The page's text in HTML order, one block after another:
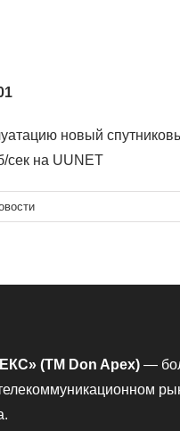
новый
сек на UUNET
(TM Don Apex) —